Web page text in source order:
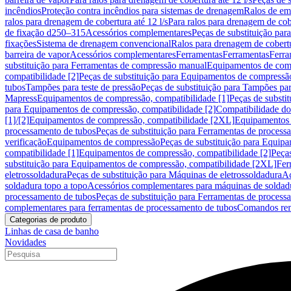
incêndiosProteção contra incêndios para sistemas de drenagemRalos de
ralos para drenagem de cobertura até 12 l/sPara ralos para drenagem de
de fixação d250–315Acessórios complementaresPeças de substituição
fixaçõesSistema de drenagem convencionalRalos para drenagem de
barreira de vaporAcessórios complementaresFerramentasFerramentas
substituição para Ferramentas de compressão manualEquipamentos de
compatibilidade [2]Peças de substituição para Equipamentos de
tubosTampões para teste de pressãoPeças de substituição para Tampões
MapressEquipamentos de compressão, compatibilidade [1]Peças de
para Equipamentos de compressão, compatibilidade [2]Compatibilidade
[1]/[2]Equipamentos de compressão, compatibilidade [2XL]
processamento de tubosPeças de substituição para Ferramentas de
verificaçãoEquipamentos de compressãoPeças de substituição para
compatibilidade [1]Equipamentos de compressão, compatibilidade [2]
substituição para Equipamentos de compressão, compatibilidade [2XL]
eletrossoldaduraPeças de substituição para Máquinas de eletrossoldadura
soldadura topo a topoAcessórios complementares para máquinas de
processamento de tubosPeças de substituição para Ferramentas de
complementares para ferramentas de processamento de tubosComandos
Categorias de produto
Linhas de casa de banho
Novidades